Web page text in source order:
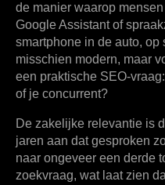
de manier waarop
Google Assistant of
smartphone in de auto, op
misschien modern, maar
een praktische SEO-
of je concurrent?
De zakelijke relevantie is
jaren aan dat gesproken
naar ongeveer een derde
zoekvraag, wat laat zien